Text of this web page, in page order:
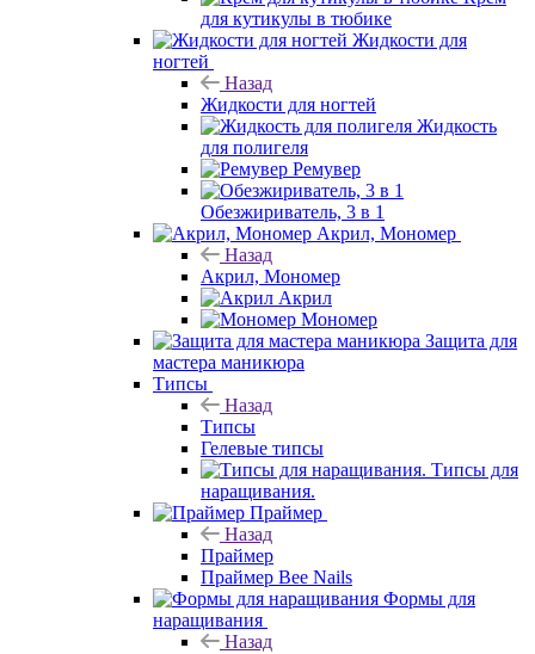
для кутикулы в тюбике
Жидкости для
ногтей
Назад
Жидкости для ногтей
Жидкость
для полигеля
Ремувер
Обезжириватель, 3 в 1
Акрил, Мономер
Назад
Акрил, Мономер
Акрил
Мономер
Защита для
мастера маникюра
Типсы
Назад
Типсы
Гелевые типсы
Типсы для
наращивания.
Праймер
Назад
Праймер
Праймер Bee Nails
Формы для
наращивания
Назад